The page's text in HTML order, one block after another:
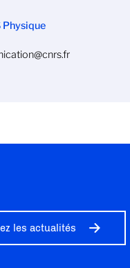
Physique
les actualités